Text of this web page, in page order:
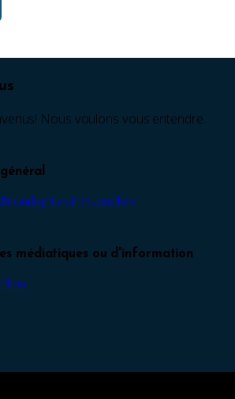
Nous voulons vous entendre.
médiatiques ou d'information
lien